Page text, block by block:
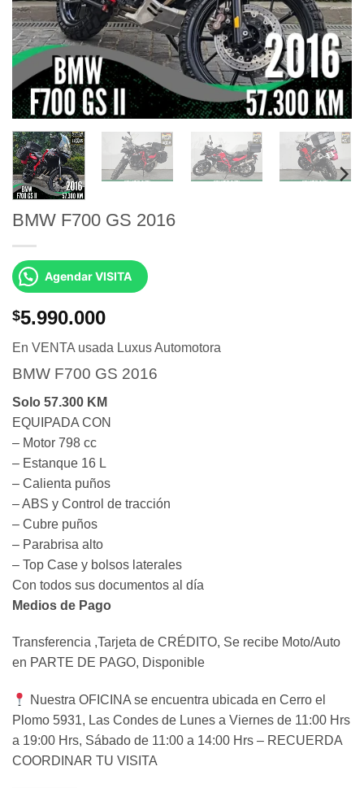
BMW F700 GS 2016
Agendar VISITA
$5.990.000
En VENTA usada Luxus Automotora
BMW F700 GS 2016
Solo 57.300 KM
EQUIPADA CON
– Motor 798 cc
– Estanque 16 L
– Calienta puños
– ABS y Control de tracción
– Cubre puños
– Parabrisa alto
– Top Case y bolsos laterales
Con todos sus documentos al día
Medios de Pago
Transferencia ,Tarjeta de CRÉDITO, Se recibe Moto/Auto
en PARTE DE PAGO, Disponible
Nuestra OFICINA se encuentra ubicada en Cerro el
Plomo 5931, Las Condes de Lunes a Viernes de 11:00 Hrs
a 19:00 Hrs, Sábado de 11:00 a 14:00 Hrs – RECUERDA
COORDINAR TU VISITA